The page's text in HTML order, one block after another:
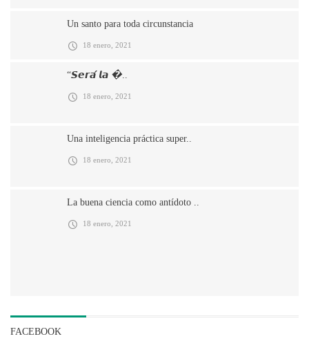
Un santo para toda circunstancia
18 enero, 2021
“𝙎𝙚𝙧𝙖́ 𝙡𝙖 �..
18 enero, 2021
Una inteligencia práctica super..
18 enero, 2021
La buena ciencia como antídoto ..
18 enero, 2021
FACEBOOK